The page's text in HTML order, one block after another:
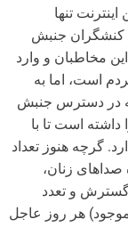
تنها
کنشگران جنبش
مخاطبان و وارد
است، اما به
در دسترس جنبش
است تا با
گرچه هنوز تعداد
صداهای زنان،
گسترش و تعدد
هر روز عاجل